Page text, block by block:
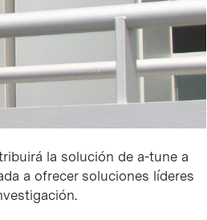
la solución de a-tune a
a ofrecer soluciones líderes